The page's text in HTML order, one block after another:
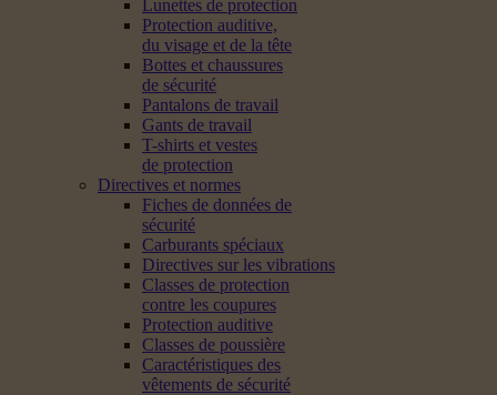
Lunettes de protection
Protection auditive,
du visage et de la tête
Bottes et chaussures
de sécurité
Pantalons de travail
Gants de travail
T-shirts et vestes
de protection
Directives et normes
Fiches de données de
sécurité
Carburants spéciaux
Directives sur les vibrations
Classes de protection
contre les coupures
Protection auditive
Classes de poussière
Caractéristiques des
vêtements de sécurité